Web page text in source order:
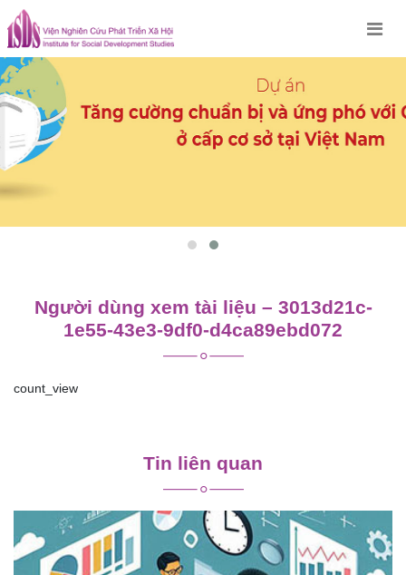
Skip
to
content
Người dùng xem tài liệu – 3013d21c-
1e55-43e3-9df0-d4ca89ebd072
count_view
viết
Tin liên quan